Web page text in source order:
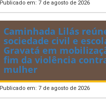
Publicado em: 7 de agosto de 2026
Caminhada Lilás
sociedade civil e
Gravatá em
fim da violência
mulher
Publicado em: 7 de agosto de 2026